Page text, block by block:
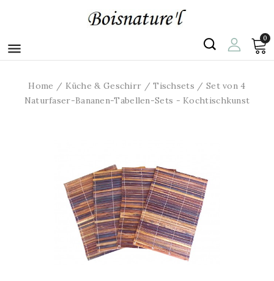

0
Home Küche & Geschirr Tischsets
Set von 4
Naturfaser-Bananen-Tabellen-Sets - Kochtischkunst